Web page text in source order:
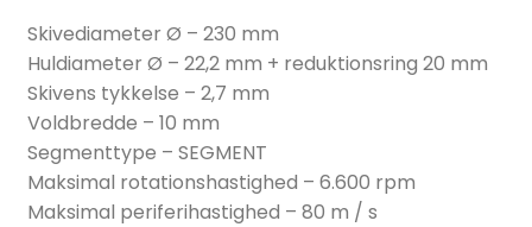
Skivediameter Ø – 230 mm
Huldiameter Ø – 22,2 mm + reduktionsring 20 mm
Skivens tykkelse – 2,7 mm
Voldbredde – 10 mm
Segmenttype – SEGMENT
Maksimal rotationshastighed – 6.600 rpm
Maksimal periferihastighed – 80 m / s